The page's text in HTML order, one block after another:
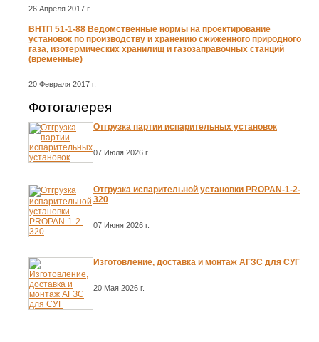
26 Апреля 2017 г.
ВНТП 51-1-88 Ведомственные нормы на проектирование
установок по производству и хранению сжиженного природного
газа, изотермических хранилищ и газозаправочных станций
(временные)
20 Февраля 2017 г.
Фотогалерея
Отгрузка партии испарительных установок
07 Июля 2026 г.
Отгрузка испарительной установки PROPAN-1-2-
320
07 Июня 2026 г.
Изготовление, доставка и монтаж АГЗС для СУГ
20 Мая 2026 г.